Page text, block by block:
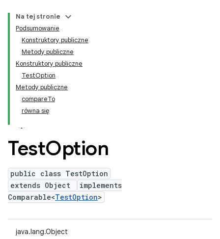
Na tej stronie
Podsumowanie
Konstruktory publiczne
Metody publiczne
Konstruktory publiczne
TestOption
Metody publiczne
compareTo
równa się
TestOption
public class TestOption
extends Object
implements
Comparable<TestOption>
java.lang.Object